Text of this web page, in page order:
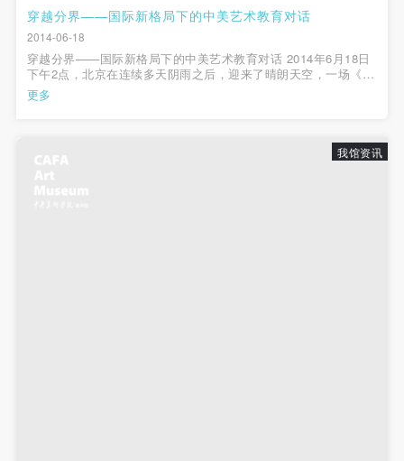
穿越分界——国际新格局下的中美艺术教育对话
2014-06-18
穿越分界——国际新格局下的中美艺术教育对话 2014年6月18日
下午2点，北京在连续多天阴雨之后，迎来了晴朗天空，一场《穿
越分界——国际新格局下的中美艺术教育对话》的论坛在中央美
术学院美术馆学术报告厅进行。此次论坛由中国美术家协会美术
更多
我馆资讯